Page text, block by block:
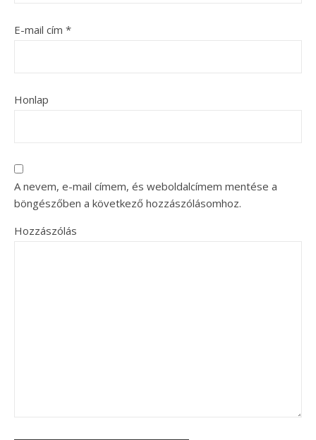
E-mail cím *
Honlap
A nevem, e-mail címem, és weboldalcímem mentése a
böngészőben a következő hozzászólásomhoz.
Hozzászólás